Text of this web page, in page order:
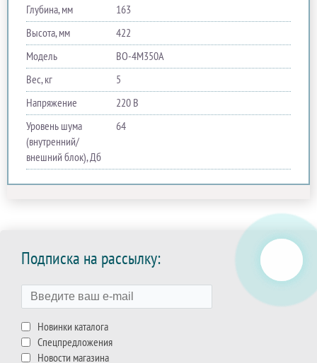
Глубина, мм
163
Высота, мм
422
Модель
ВО-4М350A
Вес, кг
5
Напряжение
220 В
Уровень шума
(внутренний/
внешний блок), Дб
64
Подписка на рассылку:
Новинки каталога
Спецпредложения
Новости магазина